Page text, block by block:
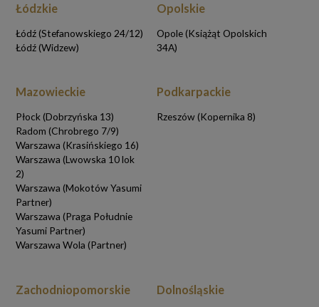
Łódzkie
Łódź (Stefanowskiego 24/12)
Łódź (Widzew)
Opolskie
Opole (Książąt Opolskich
34A)
Mazowieckie
Płock (Dobrzyńska 13)
Radom (Chrobrego 7/9)
Warszawa (Krasińskiego 16)
Warszawa (Lwowska 10 lok
2)
Warszawa (Mokotów Yasumi
Partner)
Warszawa (Praga Południe
Yasumi Partner)
Warszawa Wola (Partner)
Podkarpackie
Rzeszów (Kopernika 8)
Zachodniopomorskie Dolnośląskie